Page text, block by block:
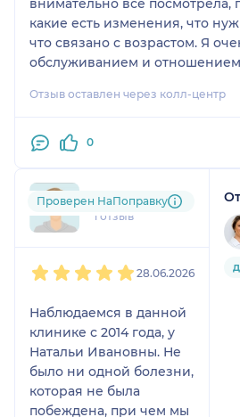
внимательно все посмотрела,
какие есть изменения, что
что связано с возрастом. Я
обслуживанием и
Отзыв оставлен через колл-центр
0
lst....@....ru
1 отзыв
Проверен НаПоправку
28.06.2026
Наблюдаемся в данной
клинике с 2014 года, у
Натальи Ивановны. Не
было ни одной болезни,
которая не была
побеждена, при чем мы